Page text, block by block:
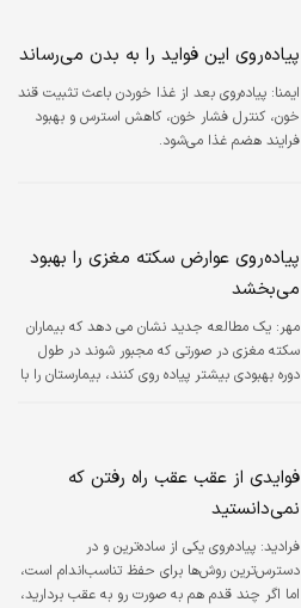
پیاده‌روی این فواید را به بدن می‌رساند
ایمنا: پیاده‌روی بعد از غذا خوردن باعث تثبیت قند
خون، کنترل فشار خون، کاهش استرس و بهبود
فرایند هضم غذا می‏‌شود.
پیاده‌روی عوارض سکته مغزی را بهبود
می‌بخشد
مهر: یک مطالعه جدید نشان می دهد که بیماران
سکته مغزی در صورتی که مجبور شوند در طول
دوره بهبودی بیشتر پیاده روی کنند، بیمارستان را با
فوایدی از عقب عقب راه رفتن که
نمی‌دانستید
فرادید: پیاده‌روی یکی از ساده‌ترین و در
دسترس‌ترین روش‌ها برای حفظ تناسب‌اندام است،
اما اگر چند قدم هم به صورت رو به عقب بردارید،